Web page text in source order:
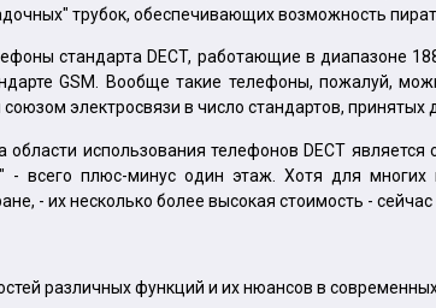
трубок, обеспечивающих возможность
стандарта DECT, работающие в
GSM. Вообще такие телефоны, пожалуй,
электросвязи в число стандартов, принятых
использования телефонов DECT
всего плюс-минус один этаж. Хотя для
- их несколько более высокая стоимость -
различных функций и их нюансов в